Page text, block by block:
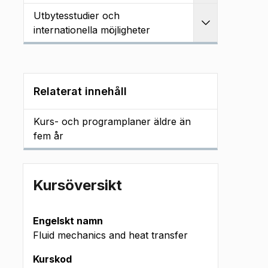
Utbytesstudier och
internationella möjligheter
Relaterat innehåll
Kurs- och programplaner äldre än
fem år
Kursöversikt
Engelskt namn
Fluid mechanics and heat transfer
Kurskod